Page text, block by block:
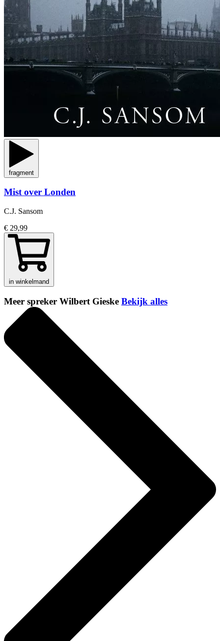
fragment
Mist over Londen
C.J. Sansom
€ 29,99
in winkelmand
Meer spreker Wilbert Gieske Bekijk alles